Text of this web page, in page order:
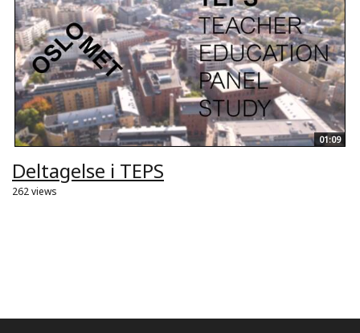
01:09
Deltagelse i TEPS
262 views